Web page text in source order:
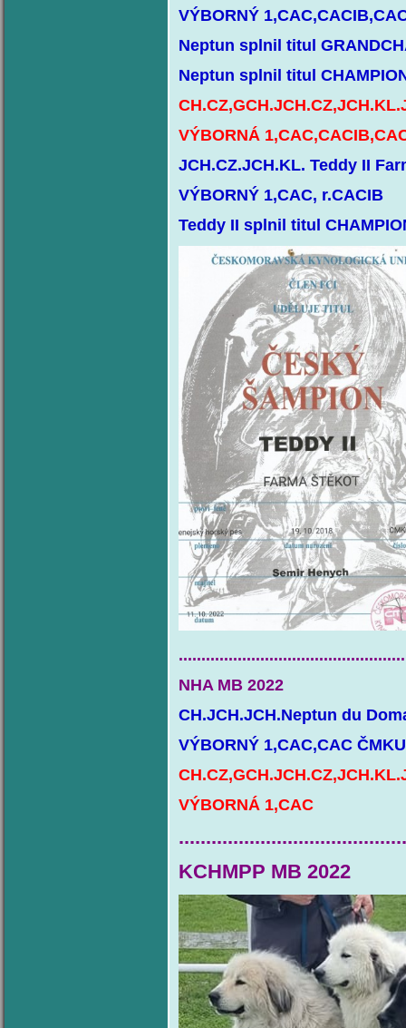
VÝBORNÝ
Neptun splnil titul
Neptun splnil titul
VÝBORNÁ
JCH.CZ.JCH.KL. Teddy II
VÝBORNÝ 1,CAC, r.CACIB
Teddy II splnil titul
NHA MB 2022
CH.JCH.JCH.Neptun du
VÝBORNÝ 1,CAC,CAC
VÝBORNÁ 1,CAC
KCHMPP MB 2022